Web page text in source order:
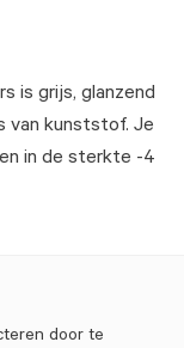
is grijs, glanzend
van kunststof. Je
in de sterkte -4
door te